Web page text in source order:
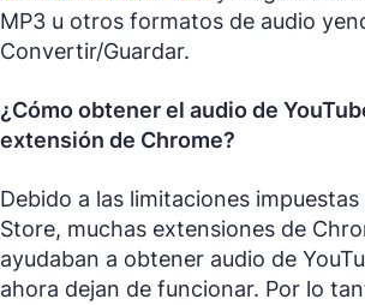
MP3 u otros formatos de audio
Convertir/Guardar.
¿Cómo obtener el audio de
extensión de Chrome?
Debido a las limitaciones
Store, muchas extensiones de
ayudaban a obtener audio de
ahora dejan de funcionar. Por lo